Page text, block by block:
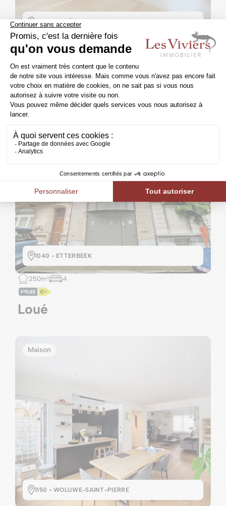
1360 - MALÈVES-SAINTE-MARIE-WASTINES
100m²
Loué
Maison
1040 - ETTERBEEK
250m² 4
Loué
Maison
1150 - WOLUWE-SAINT-PIERRE